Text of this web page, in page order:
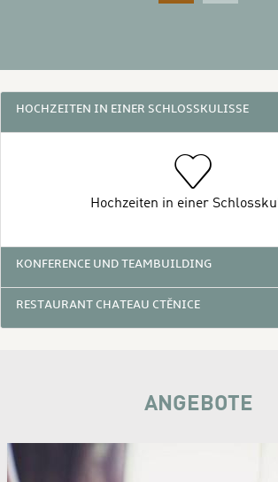
3 GRÜNDE, BEI UNS ZU
HOCHZEITEN IN EINER SCHLOSSKULISSE
Hochzeiten in einer
KONFERENCE UND TEAMBUILDING
RESTAURANT CHATEAU CTĚNICE
ANGEBOTE